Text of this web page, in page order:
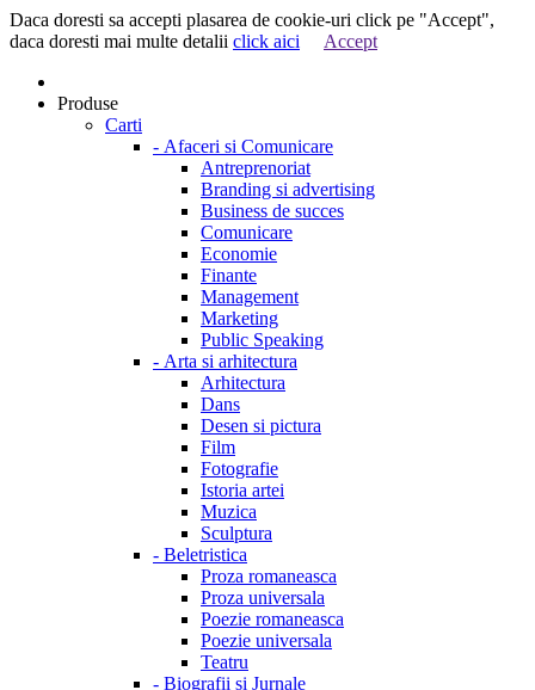
Daca doresti sa accepti plasarea de cookie-uri click pe "Accept",
daca doresti mai multe detalii click aici Accept
Produse
Carti
- Afaceri si Comunicare
Antreprenoriat
Branding si advertising
Business de succes
Comunicare
Economie
Finante
Management
Marketing
Public Speaking
- Arta si arhitectura
Arhitectura
Dans
Desen si pictura
Film
Fotografie
Istoria artei
Muzica
Sculptura
- Beletristica
Proza romaneasca
Proza universala
Poezie romaneasca
Poezie universala
Teatru
- Biografii si Jurnale